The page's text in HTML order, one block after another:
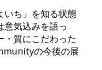
いち」を知る状態
意気込みを語っ
・質にこだわった
の今後の展